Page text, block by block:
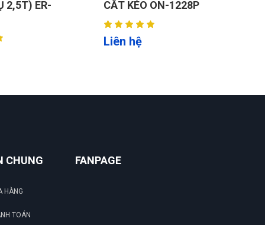
ON-1228P
BỤNG LOẠI DI ĐỘNG 3 TẤN
JH-3000S
CHUNG
HÀNG
TOÁN
FANPAGE